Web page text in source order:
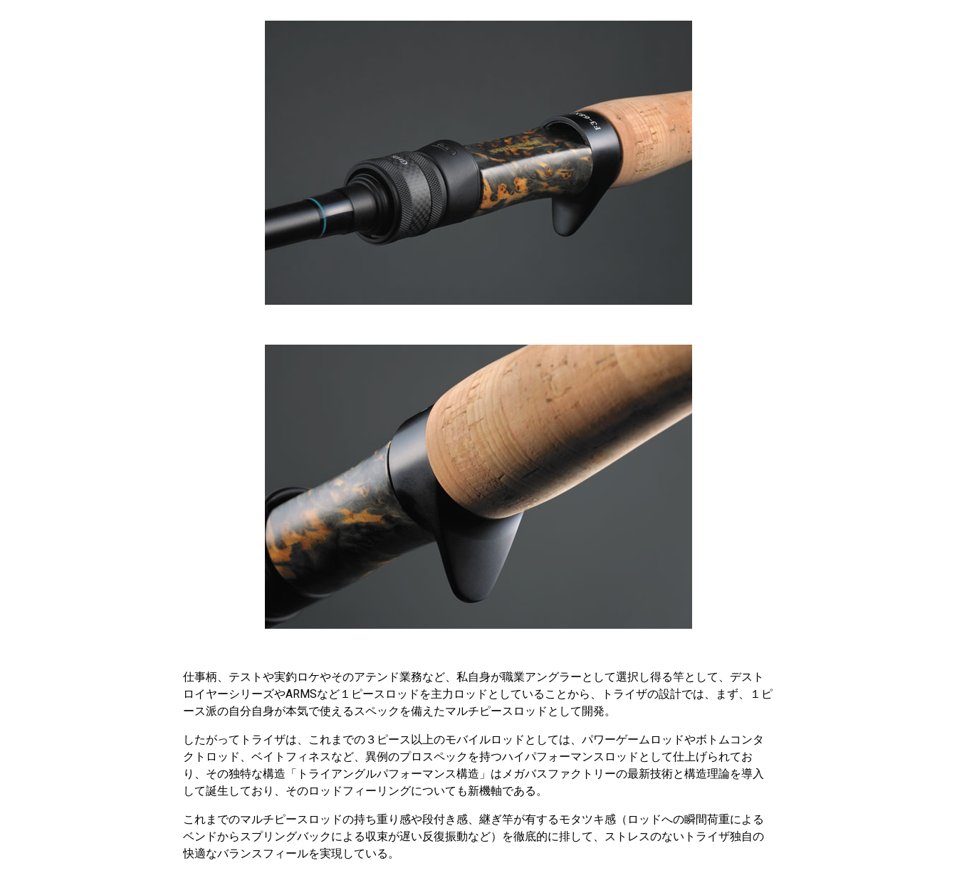
仕事柄、テストや実釣ロケやそのアテンド業務など、私自身が職業アングラーとして選択し得る竿として、デスト
ロイヤーシリーズやARMSなど１ピースロッドを主力ロッドとしていることから、トライザの設計では、まず、１ピ
ース派の自分自身が本気で使えるスペックを備えたマルチピースロッドとして開発。
したがってトライザは、これまでの３ピース以上のモバイルロッドとしては、パワーゲームロッドやボトムコンタ
クトロッド、ベイトフィネスなど、異例のプロスペックを持つハイパフォーマンスロッドとして仕上げられてお
り、その独特な構造「トライアングルパフォーマンス構造」はメガバスファクトリーの最新技術と構造理論を導入
して誕生しており、そのロッドフィーリングについても新機軸である。
これまでのマルチピースロッドの持ち重り感や段付き感、継ぎ竿が有するモタツキ感（ロッドへの瞬間荷重による
ベンドからスプリングバックによる収束が遅い反復振動など）を徹底的に排して、ストレスのないトライザ独自の
快適なバランスフィールを実現している。